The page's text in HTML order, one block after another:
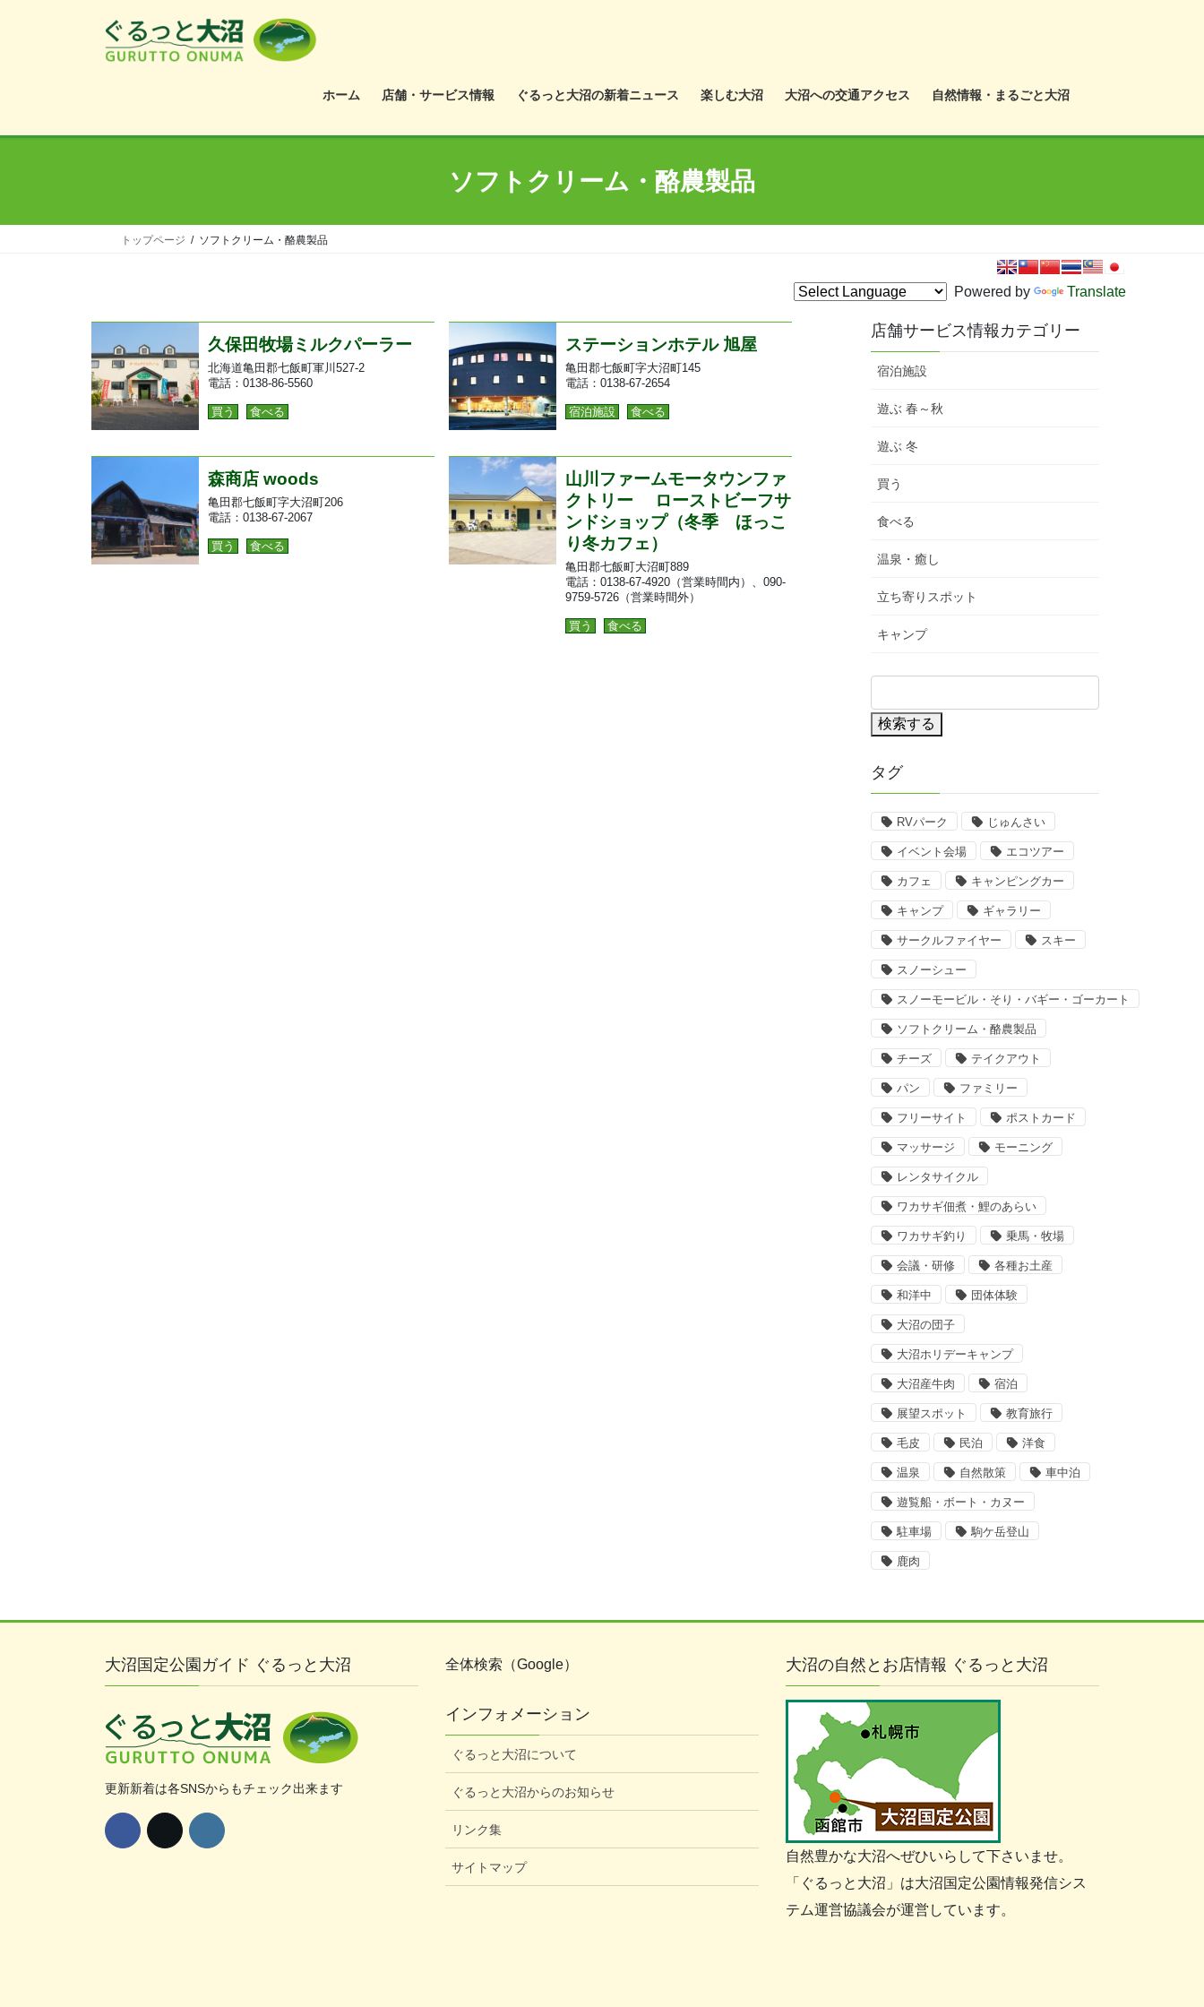
ホーム 店舗・サービス情報 ぐるっと大沼の新着ニュース 楽しむ大沼 大沼への交通アクセス 自然情報・まるごと大沼
ソフトクリーム・酪農製品
トップページ ソフトクリーム・酪農製品
Powered by Translate
久保田牧場ミルクパーラー
北海道亀田郡七飯町軍川527-2
電話：0138-86-5560
買う 食べる
ステーションホテル 旭屋
亀田郡七飯町字大沼町145
電話：0138-67-2654
宿泊施設 食べる
森商店 woods
亀田郡七飯町字大沼町206
電話：0138-67-2067
買う 食べる
山川ファームモータウンファ
クトリー ローストビーフサ
ンドショップ（冬季 ほっこ
り冬カフェ）
亀田郡七飯町大沼町889
電話：0138-67-4920（営業時間内）、090-
9759-5726（営業時間外）
買う 食べる
店舗サービス情報カテゴリー
宿泊施設
遊ぶ 春～秋
遊ぶ 冬
買う
食べる
温泉・癒し
立ち寄りスポット
キャンプ
検索する
タグ
RVパーク じゅんさい
イベント会場 エコツアー
カフェ キャンピングカー
キャンプ ギャラリー
サークルファイヤー スキー
スノーシュー
スノーモービル・そり・バギー・ゴーカート
ソフトクリーム・酪農製品
チーズ テイクアウト
パン ファミリー
フリーサイト ポストカード
マッサージ モーニング
レンタサイクル
ワカサギ佃煮・鯉のあらい
ワカサギ釣り 乗馬・牧場
会議・研修 各種お土産
和洋中 団体体験
大沼の団子
大沼ホリデーキャンプ
大沼産牛肉 宿泊
展望スポット 教育旅行
毛皮 民泊 洋食
温泉 自然散策 車中泊
遊覧船・ボート・カヌー
駐車場 駒ケ岳登山
鹿肉
大沼国定公園ガイド ぐるっと大沼
更新新着は各SNSからもチェック出来ます
全体検索（Google）
インフォメーション
ぐるっと大沼について
ぐるっと大沼からのお知らせ
リンク集
サイトマップ
大沼の自然とお店情報 ぐるっと大沼
自然豊かな大沼へぜひいらして下さいませ。
「ぐるっと大沼」は大沼国定公園情報発信シス
テム運営協議会が運営しています。